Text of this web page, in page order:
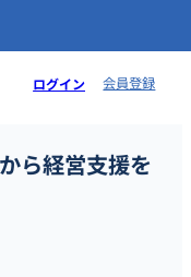
ログイン 会員登録
ら経営支援を